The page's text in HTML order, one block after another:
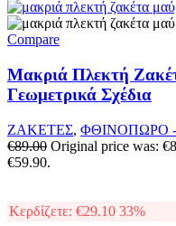
Compare
Μακριά Πλεκτή
Γεωμετρικά Σχέδια
ΖΑΚΕΤΕΣ, ΦΘΙΝΟΠΩΡΟ
€89.00 Original price was:
€59.90.
Κερδίζετε: €29.10 33%